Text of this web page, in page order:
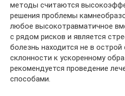
методы считаются
решения проблемы
любое высокотравматичное
с рядом рисков и является
болезнь находится не в
склонности к ускоренному
рекомендуется проведение
способами.